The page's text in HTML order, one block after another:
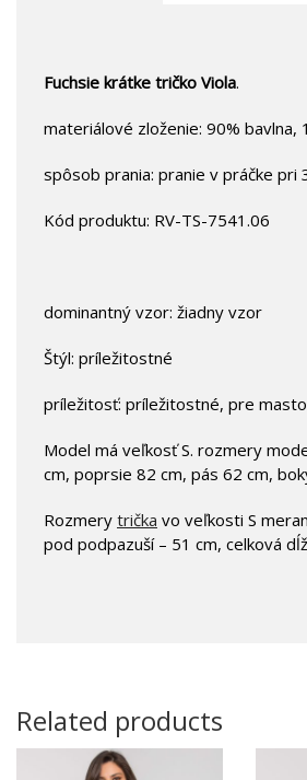
Fuchsie krátke tričko Viola.
materiálové zloženie: 90% bavlna,
spôsob prania: pranie v práčke pri
Kód produktu: RV-TS-7541.06
dominantný vzor: žiadny vzor
Štýl: príležitostné
príležitosť: príležitostné, pre masto
Model má veľkosť S. rozmery
cm, poprsie 82 cm, pás 62 cm,
Rozmery trička vo veľkosti S
pod podpazuší – 51 cm, celková
Related products